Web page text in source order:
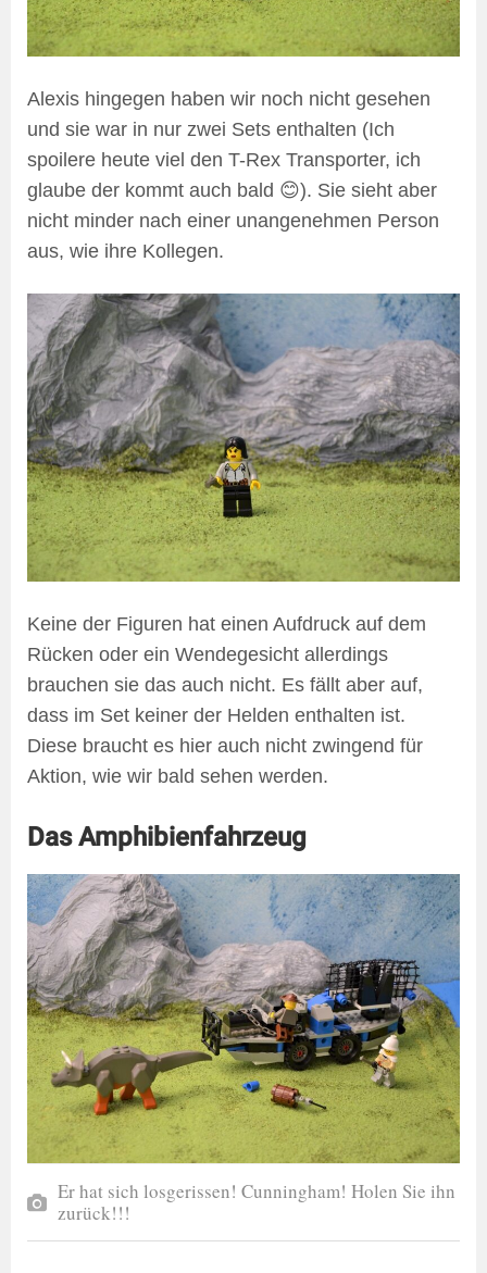
Alexis hingegen haben wir noch nicht gesehen
und sie war in nur zwei Sets enthalten (Ich
spoilere heute viel den T-Rex Transporter, ich
glaube der kommt auch bald 😊). Sie sieht aber
nicht minder nach einer unangenehmen Person
aus, wie ihre Kollegen.
Keine der Figuren hat einen Aufdruck auf dem
Rücken oder ein Wendegesicht allerdings
brauchen sie das auch nicht. Es fällt aber auf,
dass im Set keiner der Helden enthalten ist.
Diese braucht es hier auch nicht zwingend für
Aktion, wie wir bald sehen werden.
Das Amphibienfahrzeug
Er hat sich losgerissen! Cunningham! Holen Sie ihn
zurück!!!